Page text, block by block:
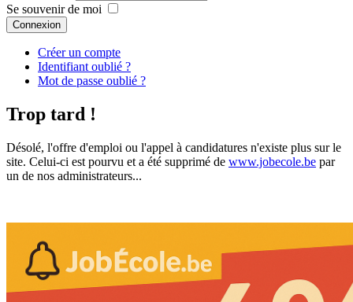
Se souvenir de moi
Connexion
Créer un compte
Identifiant oublié ?
Mot de passe oublié ?
Trop tard !
Désolé, l'offre d'emploi ou l'appel à candidatures n'existe plus sur le
site. Celui-ci est pourvu et a été supprimé de www.jobecole.be par
un de nos administrateurs...